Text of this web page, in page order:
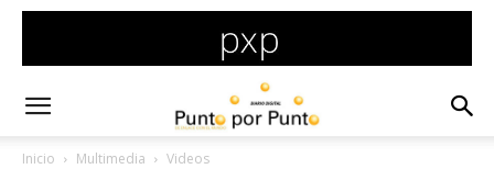
Inicio Multimedia Videos